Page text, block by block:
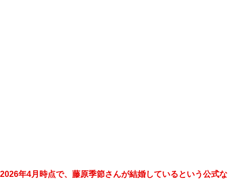
2026年4月時点で、藤原季節さんが結婚しているという公式な